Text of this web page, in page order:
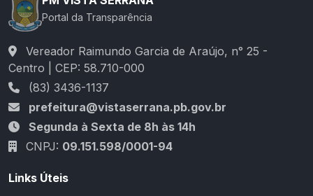
Portal da Transparência
Vereador Raimundo Garcia de Araújo, n° 25 -
Centro | CEP: 58.710-000
(83) 3436-1137
prefeitura@vistaserrana.pb.gov.br
Segunda à Sexta de 8h às 14h
CNPJ: 09.151.598/0001-94
Links Úteis